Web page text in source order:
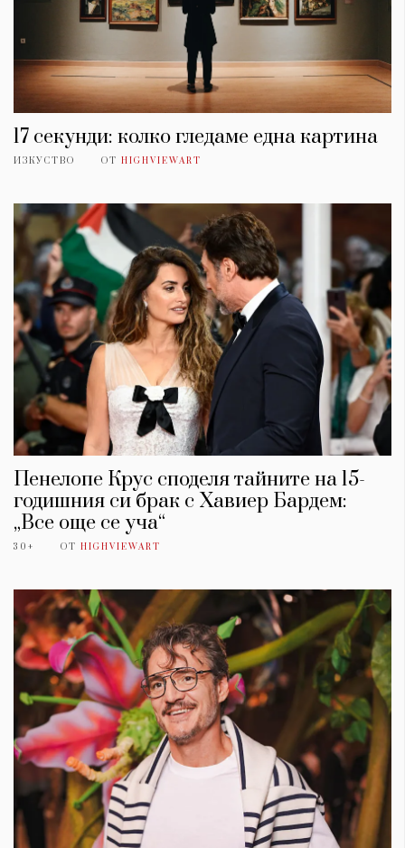
17 секунди: колко гледаме една картина
ИЗКУСТВО ОТ HIGHVIEWART
Пенелопе Крус споделя тайните на 15-
годишния си брак с Хавиер Бардем:
„Все още се уча“
30+ ОТ HIGHVIEWART